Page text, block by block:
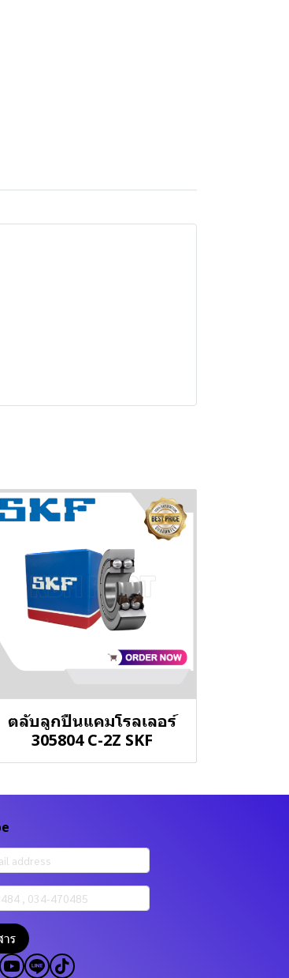
ตลับลูกปืนแคมโรลเลอร์
305804 C-2Z SKF
ร